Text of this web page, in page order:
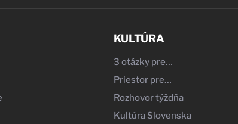
KULTÚRA
3 otázky pre…
Priestor pre…
Rozhovor týždňa
Kultúra Slovenska